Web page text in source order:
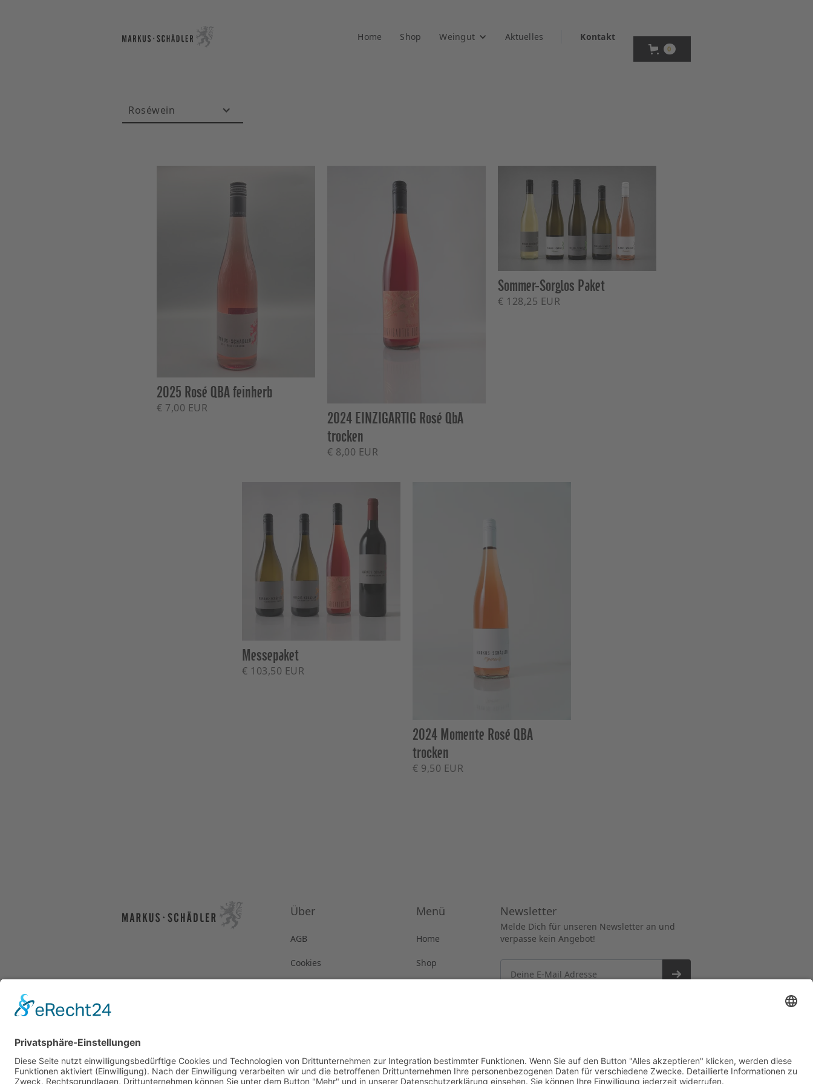
Home Shop Weingut Aktuelles Kontakt
0
Roséwein
2025 Rosé QBA feinherb
€ 7,00 EUR
2024 EINZIGARTIG Rosé QbA
trocken
€ 8,00 EUR
Sommer-Sorglos Paket
€ 128,25 EUR
Messepaket
€ 103,50 EUR
2024 Momente Rosé QBA
trocken
€ 9,50 EUR
Über
AGB
Cookies
Menü
Home
Shop
Newsletter
Melde Dich für unseren Newsletter an und
verpasse kein Angebot!